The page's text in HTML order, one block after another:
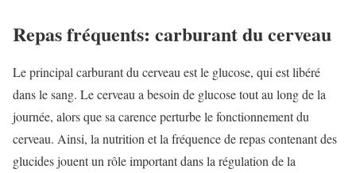
Repas fréquents: carburant du cerveau
Le principal carburant du cerveau est le glucose, qui est libéré
dans le sang. Le cerveau a besoin de glucose tout au long de la
journée, alors que sa carence perturbe le fonctionnement du
cerveau. Ainsi, la nutrition et la fréquence de repas contenant des
glucides jouent un rôle important dans la régulation de la